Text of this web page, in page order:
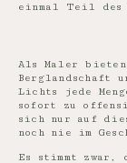
einmal Teil des
Als Maler
Berglandschaft
Lichts jede
sofort zu
sich nur auf
noch nie im
Es stimmt zwar,